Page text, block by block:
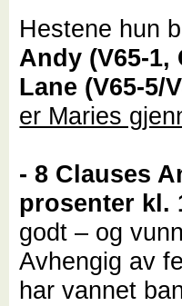
Hestene hun
Andy (V65-1,
Lane (V65-5/
er Maries
- 8 Clauses
prosenter kl.
godt – og
Avhengig av
har vannet